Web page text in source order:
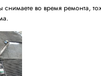
снимаете во время ремонта,